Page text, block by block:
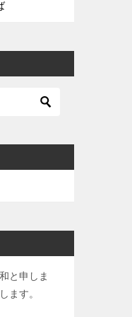
と申しま
ます。